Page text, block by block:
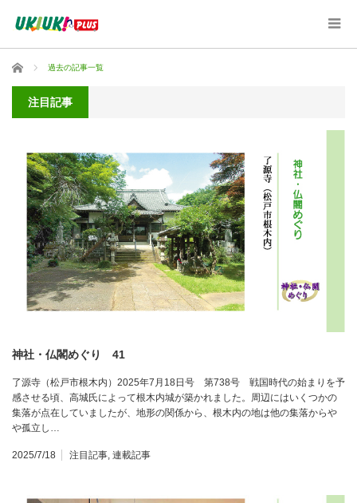
ホーム 過去の記事一覧
注目記事
神社・仏閣めぐり 41
了源寺（松戸市根木内）2025年7月18日号 第738号 戦国時代の始まりを予
感させる頃、高城氏によって根木内城が築かれました。周辺にはいくつかの
集落が点在していましたが、地形の関係から、根木内の地は他の集落からや
や孤立し…
2025/7/18 注目記事, 連載記事